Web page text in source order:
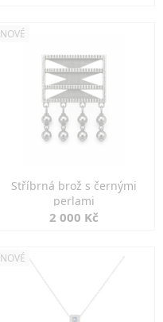
NOVÉ
Stříbrná brož s černými
perlami
2 000 Kč
NOVÉ